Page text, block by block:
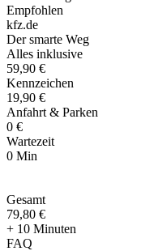
Empfohlen
kfz.de
Der smarte Weg
Alles inklusive
59,90 €
Kennzeichen
19,90 €
Anfahrt & Parken
0 €
Wartezeit
0 Min
Gesamt
79,80 €
+ 10 Minuten
FAQ